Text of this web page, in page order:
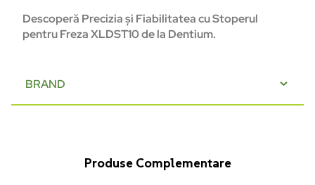
Descoperă Precizia și Fiabilitatea cu Stoperul
pentru Freza XLDST10 de la Dentium.
BRAND
Produse Complementare